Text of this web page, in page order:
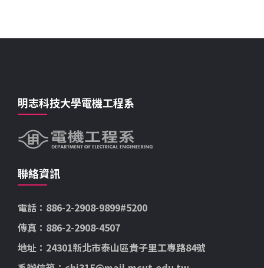
明志科技大學電機工程系
聯絡資訊
電話：886-2-2908-9899#5200
傳真：886-2-2908-4507
地址：24301新北市泰山區貴子里工專路84號